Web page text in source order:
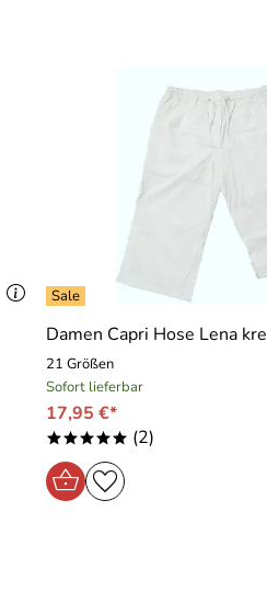
Damen Capri Hose Lena
21 Größen
Sofort lieferbar
17,95 €*
***** (2)